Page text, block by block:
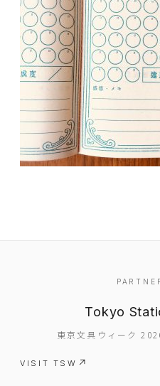
Tokyo
東京文具ウィーク
VISIT TSW